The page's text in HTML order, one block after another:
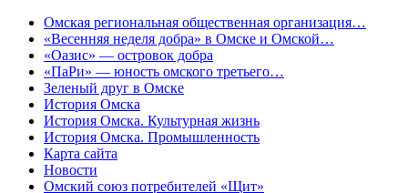
Омская региональная общественная организация…
«Весенняя неделя добра» в Омске и Омской…
«Оазис» — островок добра
«ПаРи» — юность омского третьего…
Зеленый друг в Омске
История Омска
История Омска. Культурная жизнь
История Омска. Промышленность
Карта сайта
Новости
Омский союз потребителей «Щит»